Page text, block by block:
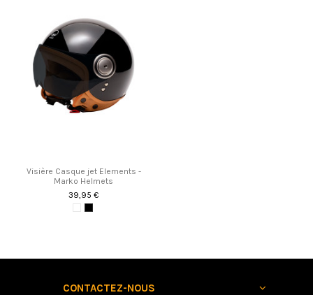
Visière Casque jet Elements -
Marko Helmets
39,95 €
CONTACTEZ-NOUS